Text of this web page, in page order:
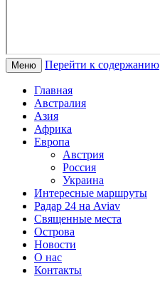
Меню Перейти к содержанию
Главная
Австралия
Азия
Африка
Европа
Австрия
Россия
Украина
Интересные маршруты
Радар 24 на Aviav
Священные места
Острова
Новости
О нас
Контакты